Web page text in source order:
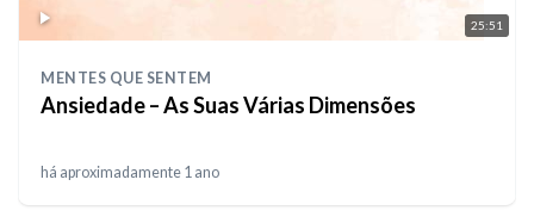
25:51
MENTES QUE SENTEM
Ansiedade – As Suas Várias Dimensões
há aproximadamente 1 ano